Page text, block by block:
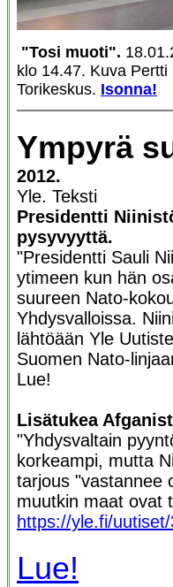
"Tosi muoti".
klo 14.47. Kuva
Torikeskus. Isonna!
Ympyrä
2012.
Yle. Teksti
Presidentti
pysyvyyttä.
"Presidentti Sauli
ytimeen kun hän
suureen Nato-
Yhdysvalloissa.
lähtöään Yle
Suomen Nato-
Lue!
Lisätukea
"Yhdysvaltain
korkeampi, mutta
tarjous "vastannee
muutkin maat ovat
https://yle.fi/
Lue!